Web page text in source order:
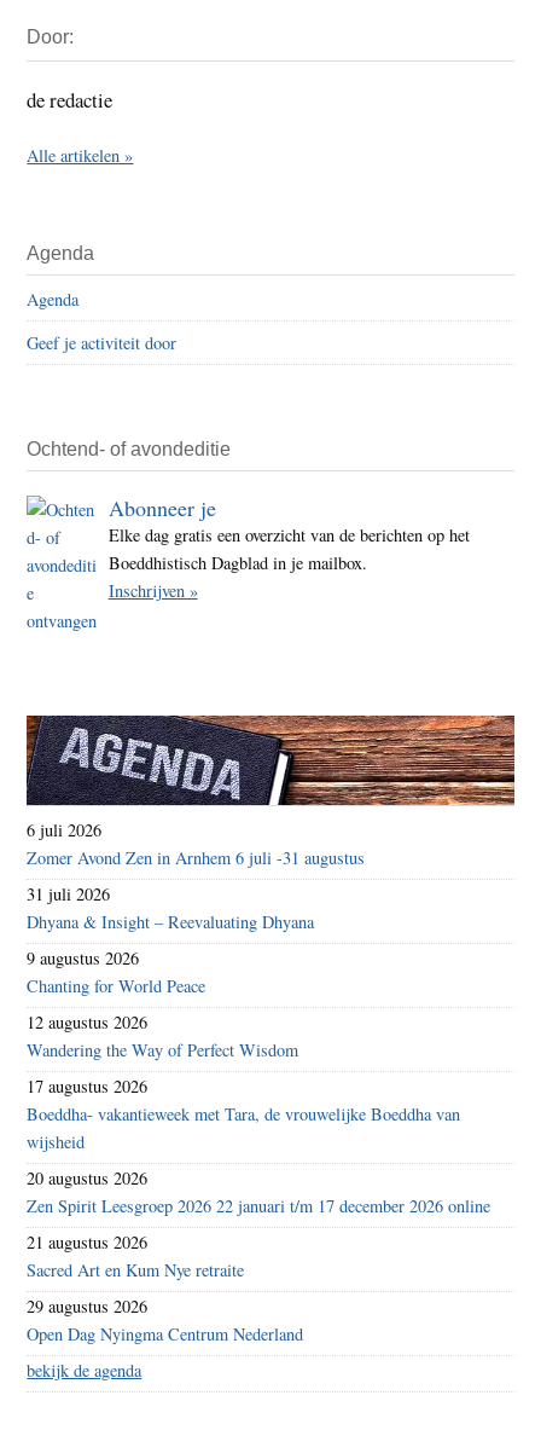
Sidebar
Door:
de redactie
Alle artikelen »
Agenda
Agenda
Geef je activiteit door
Ochtend- of avondeditie
Abonneer je
Elke dag gratis een overzicht van de berichten op het
Boeddhistisch Dagblad in je mailbox.
Inschrijven »
6 juli 2026
Zomer Avond Zen in Arnhem 6 juli -31 augustus
31 juli 2026
Dhyana & Insight – Reevaluating Dhyana
9 augustus 2026
Chanting for World Peace
12 augustus 2026
Wandering the Way of Perfect Wisdom
17 augustus 2026
Boeddha- vakantieweek met Tara, de vrouwelijke Boeddha van
wijsheid
20 augustus 2026
Zen Spirit Leesgroep 2026 22 januari t/m 17 december 2026 online
21 augustus 2026
Sacred Art en Kum Nye retraite
29 augustus 2026
Open Dag Nyingma Centrum Nederland
bekijk de agenda